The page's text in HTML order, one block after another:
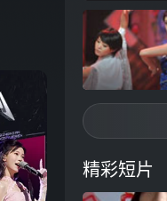
精彩短片